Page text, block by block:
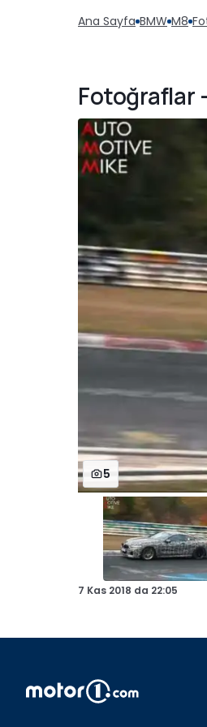
Ana Sayfa BMW M8
Fotoğraflar
5
7 Kas 2018 da 22:05